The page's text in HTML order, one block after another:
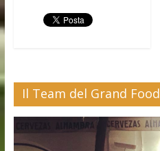
Il Team del Grand Food